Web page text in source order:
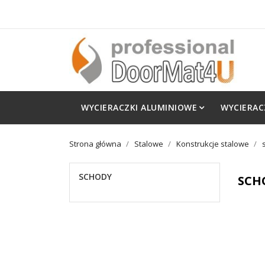
WYCIERACZKI ALUMINIOWE
Strona główna Stalowe Konstrukcje stalowe
SCHODY